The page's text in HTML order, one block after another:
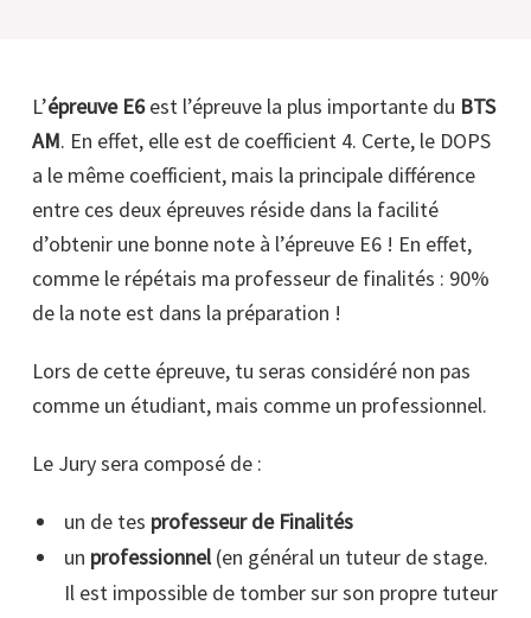
L’épreuve E6est l’épreuve la plus importante du BTS
AM. En effet, elle est de coefficient 4. Certe, le DOPS
a le même coefficient, mais la principale différence
entre ces deux épreuves réside dans la facilité
d’obtenir une bonne note à l’épreuve E6 ! En effet,
comme le répétais ma professeur de finalités : 90%
de la note est dans la préparation !
Lors de cette épreuve, tu seras considéré non pas
comme un étudiant, mais comme un professionnel.
Le Jury sera composé de :
un de tes professeur de Finalités
un professionnel(en général un tuteur de stage.
Il est impossible de tomber sur son propre tuteur